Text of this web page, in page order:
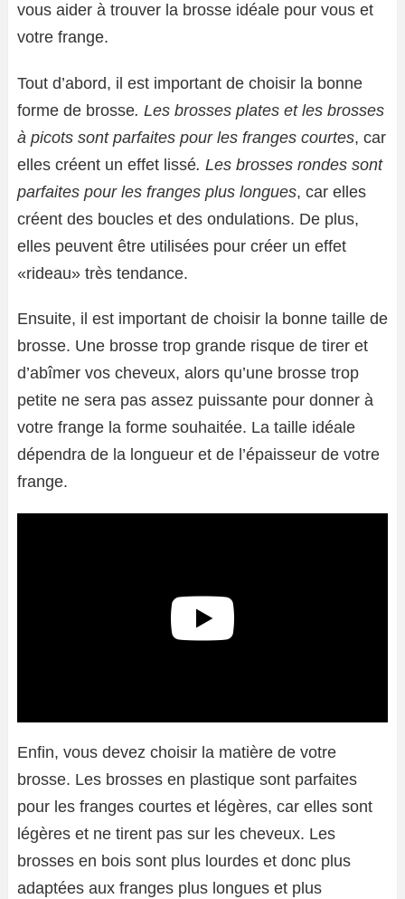
vous aider à trouver la brosse idéale pour vous et
votre frange.
Tout d’abord, il est important de choisir la bonne
forme de brosse. Les brosses plates et les brosses
à picots sont parfaites pour les franges courtes, car
elles créent un effet lissé. Les brosses rondes sont
parfaites pour les franges plus longues, car elles
créent des boucles et des ondulations. De plus,
elles peuvent être utilisées pour créer un effet
«rideau» très tendance.
Ensuite, il est important de choisir la bonne taille de
brosse. Une brosse trop grande risque de tirer et
d’abîmer vos cheveux, alors qu’une brosse trop
petite ne sera pas assez puissante pour donner à
votre frange la forme souhaitée. La taille idéale
dépendra de la longueur et de l’épaisseur de votre
frange.
Enfin, vous devez choisir la matière de votre
brosse. Les brosses en plastique sont parfaites
pour les franges courtes et légères, car elles sont
légères et ne tirent pas sur les cheveux. Les
brosses en bois sont plus lourdes et donc plus
adaptées aux franges plus longues et plus